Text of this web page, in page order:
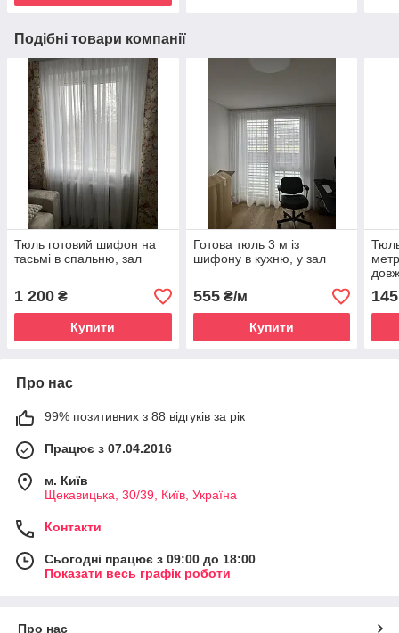
Подібні товари компанії
Тюль готовий шифон на
тасьмі в спальню, зал
1 200 ₴
Купити
Готова тюль 3 м із
шифону в кухню, у зал
555₴/м
Купити
145
Про нас
99% позитивних з 88 відгуків за рік
Працює з 07.04.2016
м. Київ
Щекавицька, 30/39, Київ, Україна
Контакти
Сьогодні працює з 09:00 до 18:00
Показати весь графік роботи
Про нас